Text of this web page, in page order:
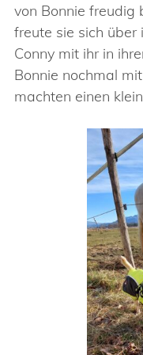
von Bonnie freudig
freute sie sich über
Conny mit ihr in
Bonnie nochmal
machten einen